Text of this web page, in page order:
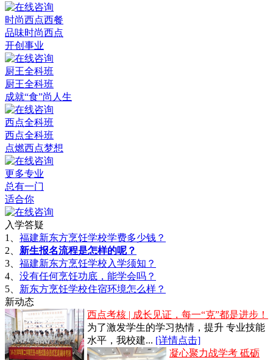
时尚西点西餐
品味时尚西点
开创事业
厨王全科班
厨王全科班
成就“食”尚人生
西点全科班
西点全科班
点燃西点梦想
更多专业
总有一门
适合你
入学答疑
1、 福建新东方烹饪学校学费多少钱？
2、 新生报名流程是怎样的呢？
3、 福建新东方烹饪学校入学须知？
4、 没有任何烹饪功底，能学会吗？
5、 新东方烹饪学校住宿环境怎么样？
新动态
西点考核 | 成长见证，每一“克”都是进步！
为了激发学生的学习热情，提升 专业技能
水平，我校建... [详情点击]
凝心聚力战学考 砥砺